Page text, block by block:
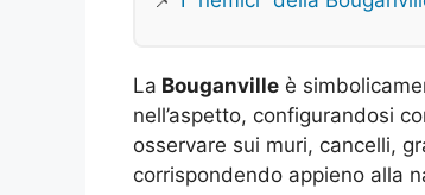
La Bouganville è
nell’aspetto, configurandosi
osservare sui muri, cancelli,
corrispondendo appieno alla